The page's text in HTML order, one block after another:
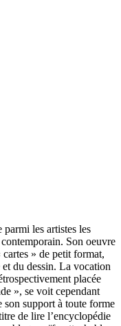
les artistes les
Son oeuvre
» de petit format,
et du dessin. La vocation
placée
», se voit cependant
son support à toute forme
de lire l’encyclopédie